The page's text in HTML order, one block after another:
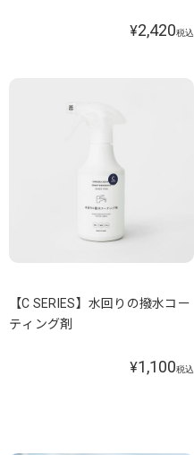
¥2,420税込
【C SERIES】水回りの撥水コー
ティング剤
¥1,100税込